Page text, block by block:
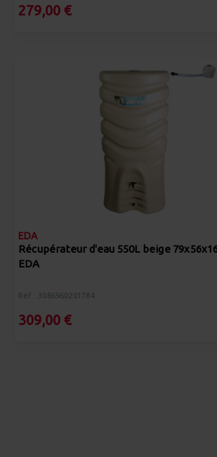
279,00 €
EDA
Récupérateur d'eau 550L beige
EDA
Réf : 3086960201784
309,00 €